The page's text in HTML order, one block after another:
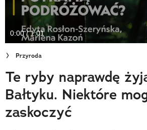
Newsletter
Cuda Polski
Wielki Konkurs Fotograficzny
Trendbook Podróżniczy
Polecane
0:00 / 1:01
Przyroda
Te ryby naprawdę
Bałtyku. Niektóre
zaskoczyć